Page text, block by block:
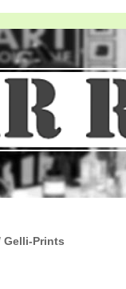
Gelli-Prints